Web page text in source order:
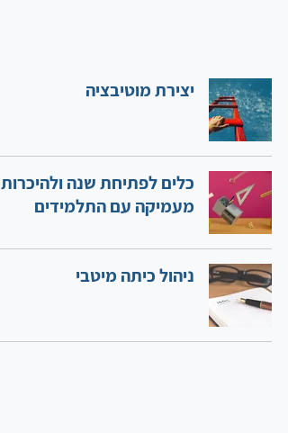
יצירת מוטיבציה
כלים לפתיחת שנה ולהיכרות
מעמיקה עם התלמידים
​ניהול כיתה מיטבי